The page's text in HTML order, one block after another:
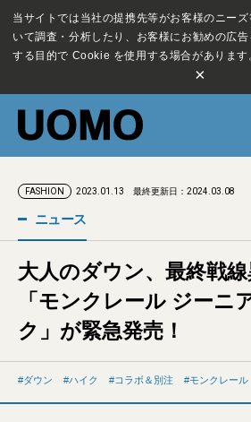
当サイトでは当社の提携先等がお客様のニーズ
いて調査・分析したり、お客様にお勧めの広
する目的で Cookie を使用する場合があります
×
FASHION 2023.01.13 最終更新日：2024.03.08
ニュース
大人のダウン、最終戦線
「モンクレール ジーニ
ク」が緊急発売！
ダウン ハイク コラボ＆別注 モンクレール